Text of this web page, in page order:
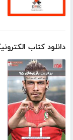
دانلود کتاب